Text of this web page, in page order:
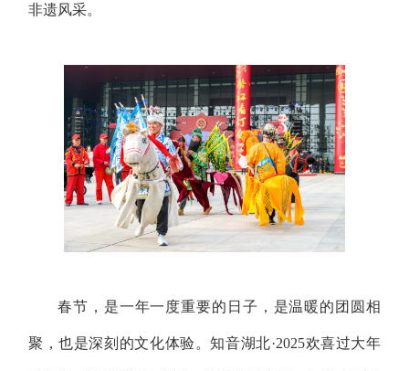
非遗风采。
春节，是一年一度重要的日子，是温暖的团圆相
聚，也是深刻的文化体验。知音湖北·2025欢喜过大年